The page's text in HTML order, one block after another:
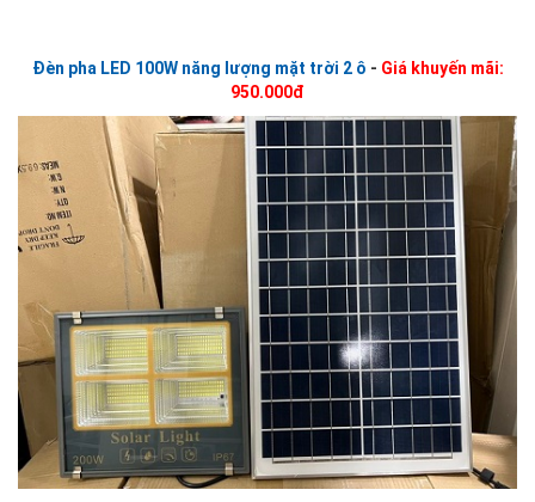
Đèn pha LED 100W năng lượng mặt trời 2 ô - Giá khuyến mãi:
950.000đ